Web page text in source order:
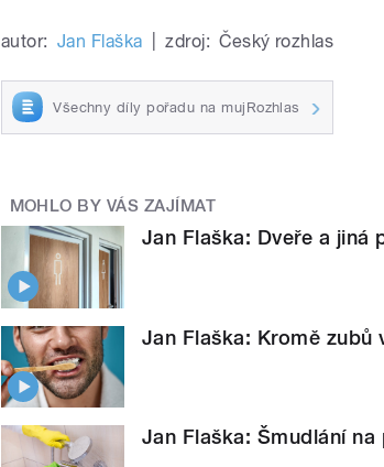
autor: Jan Flaška zdroj: Český rozhlas
Všechny díly pořadu na mujRozhlas
MOHLO BY VÁS ZAJÍMAT
Jan Flaška: Dveře a jiná
Jan Flaška: Kromě zubů
Jan Flaška: Šmudlání na